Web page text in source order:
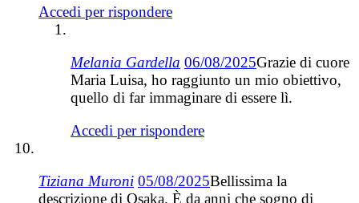
Accedi per rispondere
Melania Gardella 06/08/2025Grazie di cuore
Maria Luisa, ho raggiunto un mio obiettivo,
quello di far immaginare di essere lì.
Accedi per rispondere
Tiziana Muroni 05/08/2025Bellissima la
descrizione di Osaka. È da anni che sogno di